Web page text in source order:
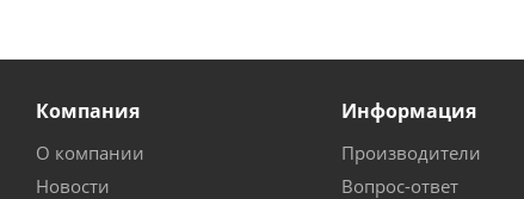
Компания
О компании
Новости
Информация
Производители
Вопрос-ответ